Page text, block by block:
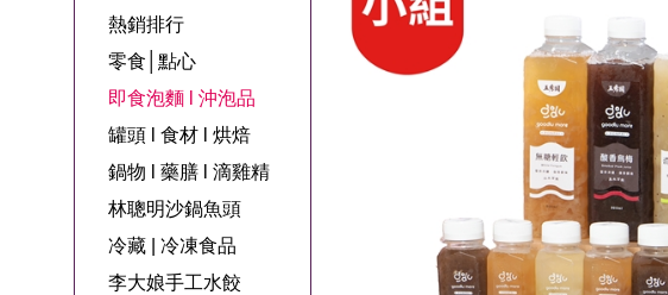
夜聯名
超級紅人榜聯
名
百味人生戲劇
型男大主廚聯
名
節目聯名商品
品
罐頭 l 食材 l 烘
焙
鍋物 l 藥膳 l 滴
雞精
林聰明沙鍋魚
清潔用品
寢具│床墊
宗教開運
ELVIS愛菲斯
Astonish英國潔
機能服飾
配件
PP波瑟楓妮品
牌館
池昌旭代言
Bello. U
OUR FAMILY
一家人
甘味人生
狀元堂牛樟芝
女內褲
男內褲
NEONER
美容專區
涼夏家電
3C
1MORE耳機
肽↙85折
熱銷排行
零食│點心
即食泡麵 l 沖泡品
罐頭 l 食材 l 烘焙
鍋物 l 藥膳 l 滴雞精
林聰明沙鍋魚頭
冷藏 | 冷凍食品
李大娘手工水餃